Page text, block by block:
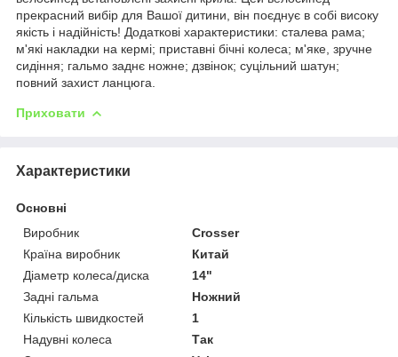
прекрасний вибір для Вашої дитини, він поєднує в собі високу
якість і надійність! Додаткові характеристики: сталева рама;
м'які накладки на кермі; приставні бічні колеса; м'яке, зручне
сидіння; гальмо заднє ножне; дзвінок; суцільний шатун;
повний захист ланцюга.
Приховати
Характеристики
Основні
Виробник
Crosser
Країна виробник
Китай
Діаметр колеса/диска
14"
Задні гальма
Ножний
Кількість швидкостей
1
Надувні колеса
Так